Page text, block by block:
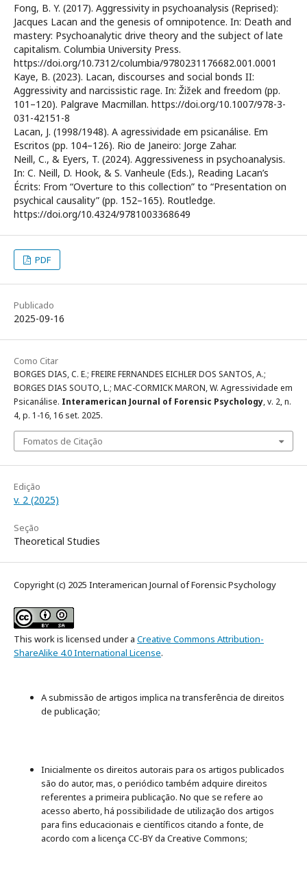
Fong, B. Y. (2017). Aggressivity in psychoanalysis (Reprised):
Jacques Lacan and the genesis of omnipotence. In: Death and
mastery: Psychoanalytic drive theory and the subject of late
capitalism. Columbia University Press.
https://doi.org/10.7312/columbia/9780231176682.001.0001
Kaye, B. (2023). Lacan, discourses and social bonds II:
Aggressivity and narcissistic rage. In: Žižek and freedom (pp.
101–120). Palgrave Macmillan. https://doi.org/10.1007/978-3-
031-42151-8
Lacan, J. (1998/1948). A agressividade em psicanálise. Em
Escritos (pp. 104–126). Rio de Janeiro: Jorge Zahar.
Neill, C., & Eyers, T. (2024). Aggressiveness in psychoanalysis.
In: C. Neill, D. Hook, & S. Vanheule (Eds.), Reading Lacan’s
Écrits: From “Overture to this collection” to “Presentation on
psychical causality” (pp. 152–165). Routledge.
https://doi.org/10.4324/9781003368649
PDF
Publicado
2025-09-16
Como Citar
BORGES DIAS, C. E.; FREIRE FERNANDES EICHLER DOS SANTOS, A.;
BORGES DIAS SOUTO, L.; MAC-CORMICK MARON, W. Agressividade em
Psicanálise. Interamerican Journal of Forensic Psychology, v. 2, n.
4, p. 1-16, 16 set. 2025.
Fomatos de Citação
Edição
v. 2 (2025)
Seção
Theoretical Studies
Copyright (c) 2025 Interamerican Journal of Forensic Psychology
This work is licensed under a Creative Commons Attribution-
ShareAlike 4.0 International License.
A submissão de artigos implica na transferência de direitos
de publicação;
Inicialmente os direitos autorais para os artigos publicados
são do autor, mas, o periódico também adquire direitos
referentes a primeira publicação. No que se refere ao
acesso aberto, há possibilidade de utilização dos artigos
para fins educacionais e científicos citando a fonte, de
acordo com a licença CC-BY da Creative Commons;